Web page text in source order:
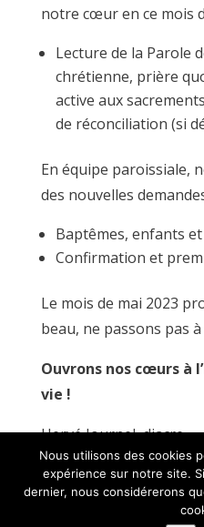
notre cœur en ce mois
Lecture de la Parole
chrétienne, prière
active aux
de réconciliation (si
En équipe paroissiale,
des nouvelles
Baptêmes, enfants
Confirmation et
Le mois de mai 2023
beau, ne passons pas à
Ouvrons nos cœurs à
vie !
Hervé Journel, diacre
© Paroisse Sainte-Anne -
38110 La Tour du Pin - Tél:
Nous utilisons des cookies
expérience sur notre site.
dernier, nous considérerons